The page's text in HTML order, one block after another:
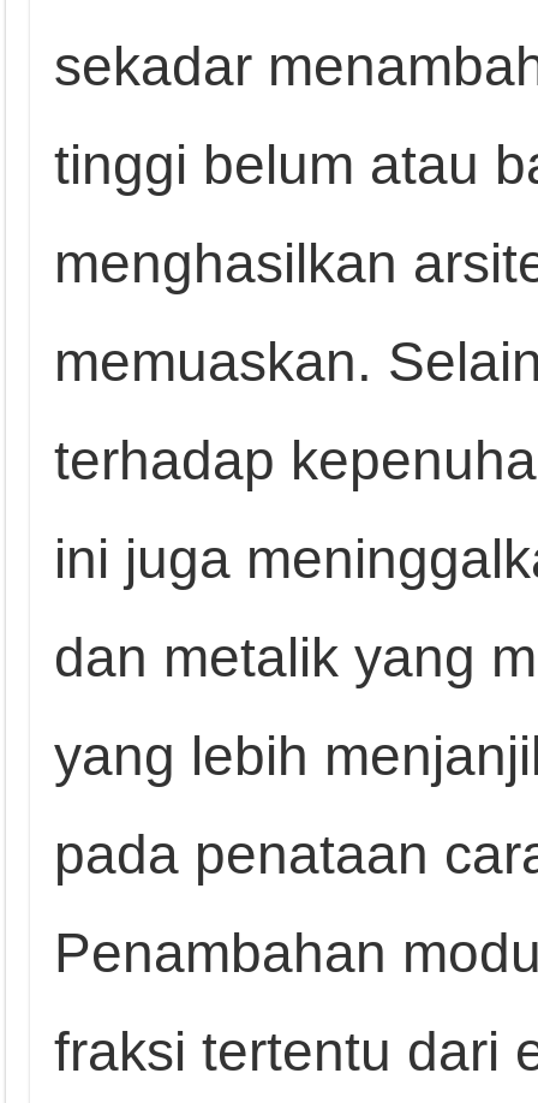
sekadar
tinggi belum atau
menghasilkan
memuaskan.
terhadap
ini juga
dan metalik yang
yang lebih
pada penataan
Penambahan
fraksi tertentu dari